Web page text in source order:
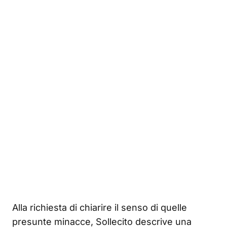
Alla richiesta di chiarire il senso di quelle
presunte minacce, Sollecito descrive una